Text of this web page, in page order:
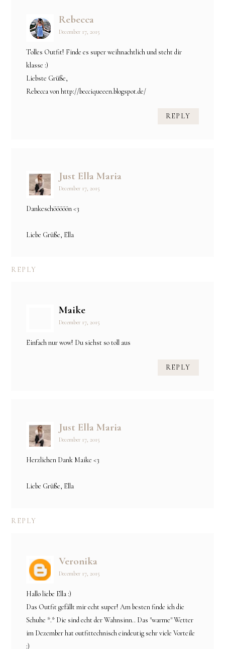
Rebecca
December 17, 2015
Tolles Outfit! Finde es super weihnachtlich und steht dir
klasse :)
Liebste Grüße,
Rebecca von http://becciqueeen.blogspot.de/
REPLY
Just Ella Maria
December 17, 2015
Dankeschööööön <3
Liebe Grüße, Ella
REPLY
Maike
December 17, 2015
Einfach nur wow! Du siehst so toll aus
REPLY
Just Ella Maria
December 17, 2015
Herzlichen Dank Maike <3
Liebe Grüße, Ella
REPLY
Veronika
December 17, 2015
Hallo liebe Ella :)
Das Outfit gefällt mir echt super! Am besten finde ich die
Schuhe *.* Die sind echt der Wahnsinn.. Das "warme" Wetter
im Dezember hat outfittechnisch eindeutig sehr viele Vorteile
:)